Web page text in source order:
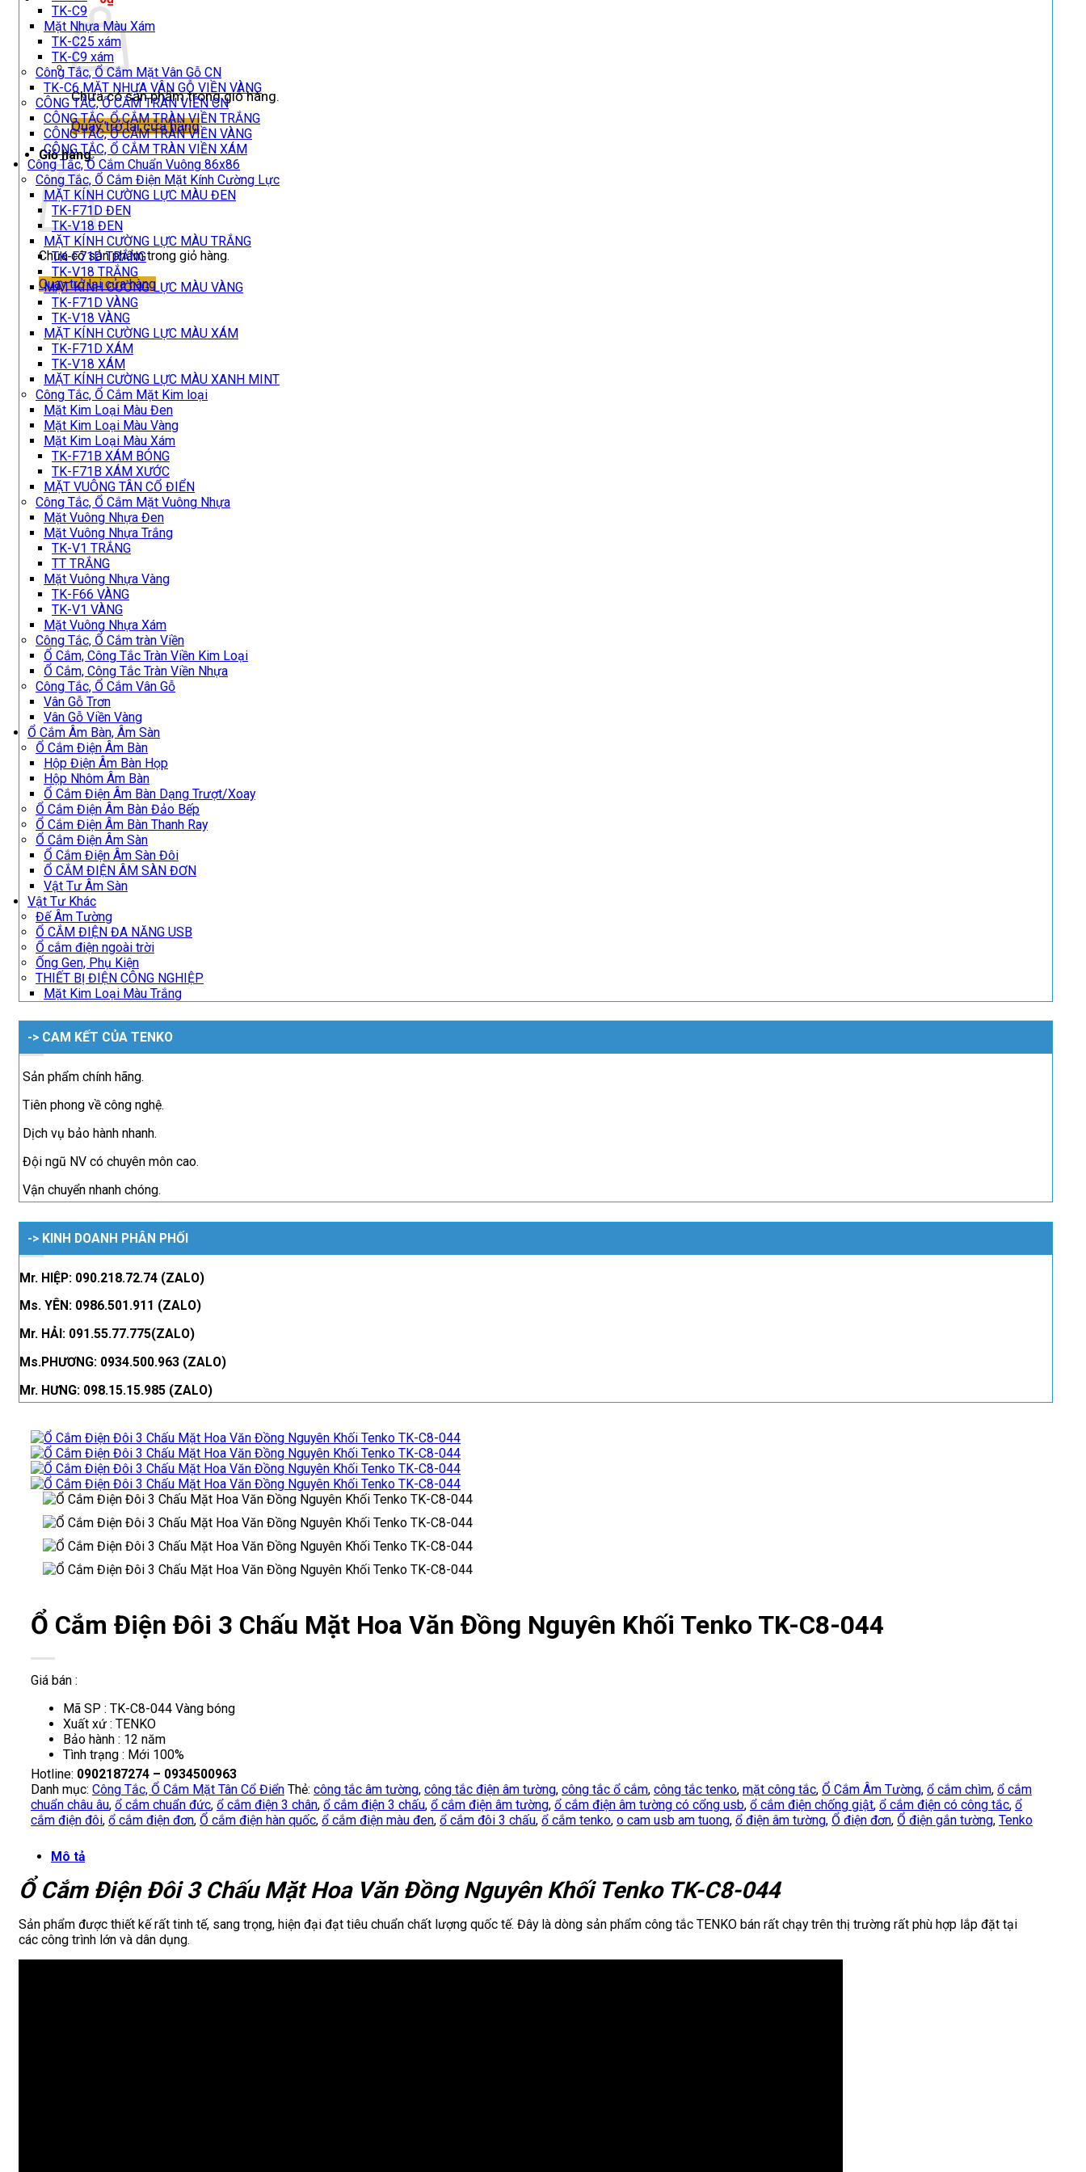
Chưa có sản phẩm trong giỏ hàng.
Quay trở lại cửa hàng
Giỏ hàng
Chưa có sản phẩm trong giỏ hàng.
Quay trở lại cửa hàng
TK-C9
Mặt Nhựa Màu Xám
TK-C25 xám
TK-C9 xám
Công Tắc, Ổ Cắm Mặt Vân Gỗ CN
TK-C6 MẶT NHỰA VÂN GỖ VIỀN VÀNG
CÔNG TẮC, Ổ CẮM TRÀN VIỀN CN
CÔNG TẮC, Ổ CẮM TRÀN VIỀN TRẮNG
CÔNG TẮC, Ổ CẮM TRÀN VIỀN VÀNG
CÔNG TẮC, Ổ CẮM TRÀN VIỀN XÁM
Công Tắc, Ổ Cắm Chuẩn Vuông 86x86
Công Tắc, Ổ Cắm Điện Mặt Kính Cường Lực
MẶT KÍNH CƯỜNG LỰC MÀU ĐEN
TK-F71D ĐEN
TK-V18 ĐEN
MẶT KÍNH CƯỜNG LỰC MÀU TRẮNG
TK-F71D TRẮNG
TK-V18 TRẮNG
MẶT KÍNH CƯỜNG LỰC MÀU VÀNG
TK-F71D VÀNG
TK-V18 VÀNG
MẶT KÍNH CƯỜNG LỰC MÀU XÁM
TK-F71D XÁM
TK-V18 XÁM
MẶT KÍNH CƯỜNG LỰC MÀU XANH MINT
Công Tắc, Ổ Cắm Mặt Kim loại
Mặt Kim Loại Màu Đen
Mặt Kim Loại Màu Vàng
Mặt Kim Loại Màu Xám
TK-F71B XÁM BÓNG
TK-F71B XÁM XƯỚC
MẶT VUÔNG TÂN CỔ ĐIỂN
Công Tắc, Ổ Cắm Mặt Vuông Nhựa
Mặt Vuông Nhựa Đen
Mặt Vuông Nhựa Trắng
TK-V1 TRẮNG
TT TRẮNG
Mặt Vuông Nhựa Vàng
TK-F66 VÀNG
TK-V1 VÀNG
Mặt Vuông Nhựa Xám
Công Tắc, Ổ Cắm tràn Viền
Ổ Cắm, Công Tắc Tràn Viền Kim Loại
Ổ Cắm, Công Tắc Tràn Viền Nhựa
Công Tắc, Ổ Cắm Vân Gỗ
Vân Gỗ Trơn
Vân Gỗ Viền Vàng
Ổ Cắm Âm Bàn, Âm Sàn
Ổ Cắm Điện Âm Bàn
Hộp Điện Âm Bàn Họp
Hộp Nhôm Âm Bàn
Ổ Cắm Điện Âm Bàn Dạng Trượt/Xoay
Ổ Cắm Điện Âm Bàn Đảo Bếp
Ổ Cắm Điện Âm Bàn Thanh Ray
Ổ Cắm Điện Âm Sàn
Ổ Cắm Điện Âm Sàn Đôi
Ổ CẮM ĐIỆN ÂM SÀN ĐƠN
Vật Tư Âm Sàn
Vật Tư Khác
Đế Âm Tường
Ổ CẮM ĐIỆN ĐA NĂNG USB
Ổ cắm điện ngoài trời
Ống Gen, Phụ Kiện
THIẾT BỊ ĐIỆN CÔNG NGHIỆP
Mặt Kim Loại Màu Trắng
-> CAM KẾT CỦA TENKO
Sản phẩm chính hãng.
Tiên phong về công nghệ.
Dịch vụ bảo hành nhanh.
Đội ngũ NV có chuyên môn cao.
Vận chuyển nhanh chóng.
-> KINH DOANH PHÂN PHỐI
Mr. HIỆP: 090.218.72.74 (ZALO)
Ms. YÊN: 0986.501.911 (ZALO)
Mr. HẢI: 091.55.77.775(ZALO)
Ms.PHƯƠNG: 0934.500.963 (ZALO)
Mr. HƯNG: 098.15.15.985 (ZALO)
Ổ Cắm Điện Đôi 3 Chấu Mặt Hoa Văn Đồng Nguyên Khối Tenko TK-C8-044
Giá bán :
Mã SP : TK-C8-044 Vàng bóng
Xuất xứ : TENKO
Bảo hành : 12 năm
Tình trạng : Mới 100%
Hotline: 0902187274 – 0934500963
Danh mục: Công Tắc, Ổ Cắm Mặt Tân Cổ Điển Thẻ: công tắc âm tường, công tắc điện âm tường, công tắc ổ cắm, công tắc tenko, mặt công tắc, Ổ Cắm Âm Tường, ổ cắm chìm, ổ cắm
chuẩn châu âu, ổ cắm chuẩn đức, ổ cắm điện 3 chân, ổ cắm điện 3 chấu, ổ cắm điện âm tường, ổ cắm điện âm tường có cổng usb, ổ cắm điện chống giật, ổ cắm điện có công tắc, ổ
cắm điện đôi, ổ cắm điện đơn, Ổ cắm điện hàn quốc, ổ cắm điện màu đen, ổ cắm đôi 3 chấu, ổ cắm tenko, o cam usb am tuong, ổ điện âm tường, Ổ điện đơn, Ổ điện gắn tường, Tenko
Mô tả
Ổ Cắm Điện Đôi 3 Chấu Mặt Hoa Văn Đồng Nguyên Khối Tenko TK-C8-044
Sản phẩm được thiết kế rất tinh tế, sang trọng, hiện đại đạt tiêu chuẩn chất lượng quốc tế. Đây là dòng sản phẩm công tắc TENKO bán rất chạy trên thị trường rất phù hợp lắp đặt tại
các công trình lớn và dân dụng.